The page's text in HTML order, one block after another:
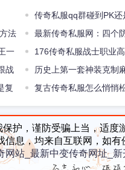
传奇私服qq群碰到PK
练自我操作超强
法
最新传奇私服网：四个
手镯和天尊手镯哪个更强
一
176传奇私服战士职业
的发育道路和攻略
战
历史上第一套神装克制
属性碾压屠龙
复
复古传奇私服怎么悄悄
PK比赛
护，谨防受骗上当，适
信息，均来自互联网，如
网站_最新中变传奇网址_